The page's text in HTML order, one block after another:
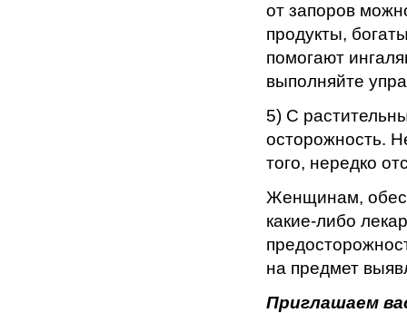
от запоров
продукты,
помогают
выполняйте
5) С
осторожность.
того, нередко
Женщинам,
какие-либо
на предмет
Приглашаем